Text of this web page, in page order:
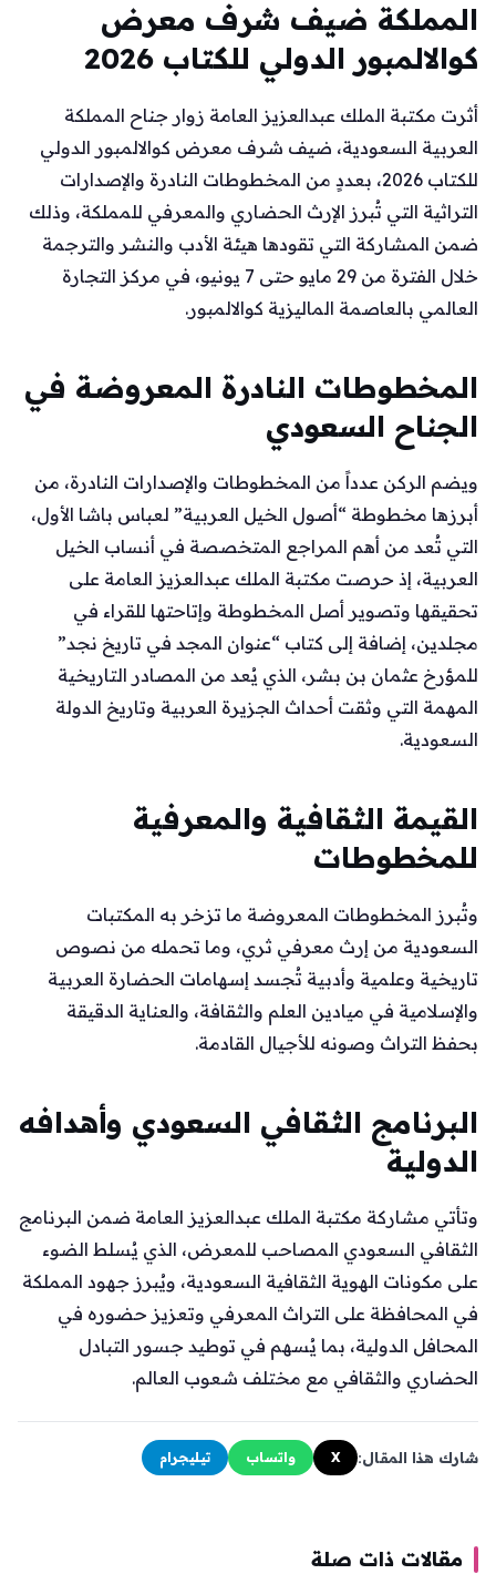
المملكة ضيف شرف معرض
كوالالمبور الدولي للكتاب 2026
أثرت مكتبة الملك عبدالعزيز العامة زوار جناح المملكة
العربية السعودية، ضيف شرف معرض كوالالمبور الدولي
للكتاب 2026، بعددٍ من المخطوطات النادرة والإصدارات
التراثية التي تُبرز الإرث الحضاري والمعرفي للمملكة، وذلك
ضمن المشاركة التي تقودها هيئة الأدب والنشر والترجمة
خلال الفترة من 29 مايو حتى 7 يونيو، في مركز التجارة
العالمي بالعاصمة الماليزية كوالالمبور.
المخطوطات النادرة المعروضة في
الجناح السعودي
ويضم الركن عدداً من المخطوطات والإصدارات النادرة، من
أبرزها مخطوطة “أصول الخيل العربية” لعباس باشا الأول،
التي تُعد من أهم المراجع المتخصصة في أنساب الخيل
العربية، إذ حرصت مكتبة الملك عبدالعزيز العامة على
تحقيقها وتصوير أصل المخطوطة وإتاحتها للقراء في
مجلدين، إضافة إلى كتاب “عنوان المجد في تاريخ نجد”
للمؤرخ عثمان بن بشر، الذي يُعد من المصادر التاريخية
المهمة التي وثقت أحداث الجزيرة العربية وتاريخ الدولة
السعودية.
القيمة الثقافية والمعرفية
للمخطوطات
وتُبرز المخطوطات المعروضة ما تزخر به المكتبات
السعودية من إرث معرفي ثري، وما تحمله من نصوص
تاريخية وعلمية وأدبية تُجسد إسهامات الحضارة العربية
والإسلامية في ميادين العلم والثقافة، والعناية الدقيقة
بحفظ التراث وصونه للأجيال القادمة.
البرنامج الثقافي السعودي وأهدافه
الدولية
وتأتي مشاركة مكتبة الملك عبدالعزيز العامة ضمن البرنامج
الثقافي السعودي المصاحب للمعرض، الذي يُسلط الضوء
على مكونات الهوية الثقافية السعودية، ويُبرز جهود المملكة
في المحافظة على التراث المعرفي وتعزيز حضوره في
المحافل الدولية، بما يُسهم في توطيد جسور التبادل
الحضاري والثقافي مع مختلف شعوب العالم.
شارك هذا المقال: X واتساب تيليجرام
مقالات ذات صلة